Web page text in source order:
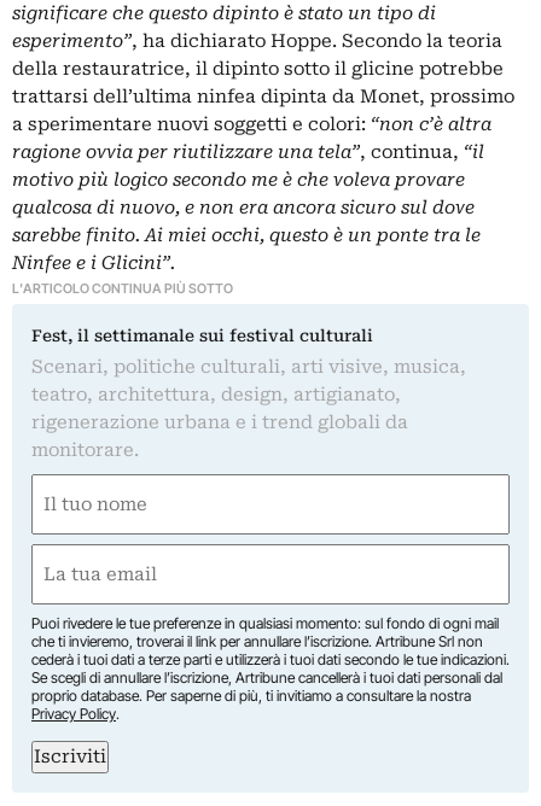
significare che questo dipinto è stato un tipo di
esperimento”, ha dichiarato Hoppe. Secondo la teoria
della restauratrice, il dipinto sotto il glicine potrebbe
trattarsi dell’ultima ninfea dipinta da Monet, prossimo
a sperimentare nuovi soggetti e colori: “non c’è altra
ragione ovvia per riutilizzare una tela”, continua, “il
motivo più logico secondo me è che voleva provare
qualcosa di nuovo, e non era ancora sicuro sul dove
sarebbe finito. Ai miei occhi, questo è un ponte tra le
Ninfee e i Glicini”.
L'ARTICOLO CONTINUA PIÙ SOTTO
Fest, il settimanale sui festival culturali
Scenari, politiche culturali, arti visive, musica,
teatro, architettura, design, artigianato,
rigenerazione urbana e i trend globali da
monitorare.
(Required)
First
(Required)
Puoi rivedere le tue preferenze in qualsiasi momento: sul fondo di ogni mail
che ti invieremo, troverai il link per annullare l’iscrizione. Artribune Srl non
cederà i tuoi dati a terze parti e utilizzerà i tuoi dati secondo le tue indicazioni.
Se scegli di annullare l’iscrizione, Artribune cancellerà i tuoi dati personali dal
proprio database. Per saperne di più, ti invitiamo a consultare la nostra
Privacy Policy.
Iscriviti